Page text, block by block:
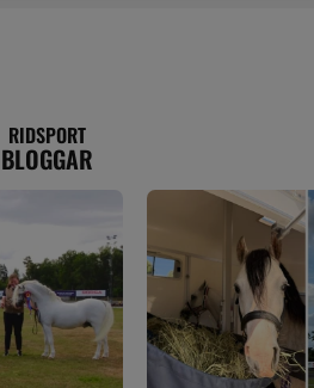
RIDSPORT
BLOGGAR